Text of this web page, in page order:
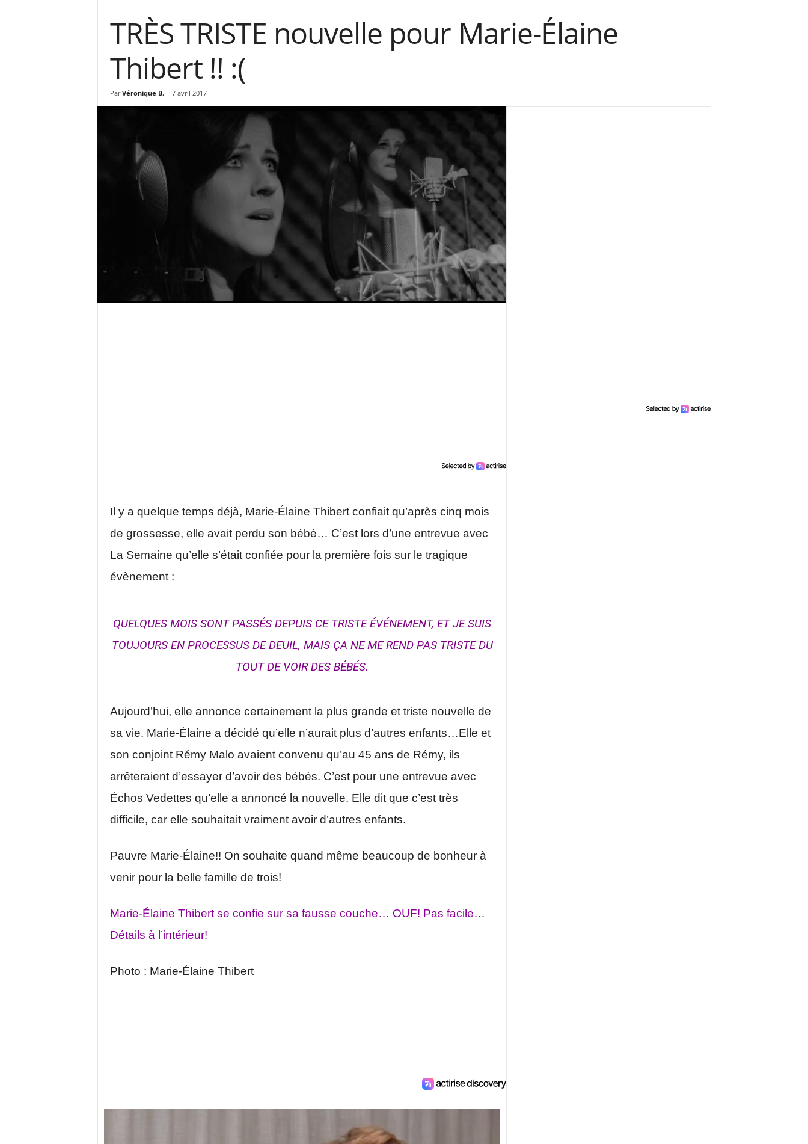
TRÈS TRISTE nouvelle pour Marie-Élaine
Thibert !! :(
Par Véronique B. - 7 avril 2017
Il y a quelque temps déjà, Marie-Élaine Thibert confiait qu’après cinq mois
de grossesse, elle avait perdu son bébé… C’est lors d’une entrevue avec
La Semaine qu’elle s’était confiée pour la première fois sur le tragique
évènement :
QUELQUES MOIS SONT PASSÉS DEPUIS CE TRISTE ÉVÉNEMENT, ET JE SUIS
TOUJOURS EN PROCESSUS DE DEUIL, MAIS ÇA NE ME REND PAS TRISTE DU
TOUT DE VOIR DES BÉBÉS.
Aujourd’hui, elle annonce certainement la plus grande et triste nouvelle de
sa vie. Marie-Élaine a décidé qu’elle n’aurait plus d’autres enfants…Elle et
son conjoint Rémy Malo avaient convenu qu’au 45 ans de Rémy, ils
arrêteraient d’essayer d’avoir des bébés. C’est pour une entrevue avec
Échos Vedettes qu’elle a annoncé la nouvelle. Elle dit que c’est très
difficile, car elle souhaitait vraiment avoir d’autres enfants.
Pauvre Marie-Élaine!! On souhaite quand même beaucoup de bonheur à
venir pour la belle famille de trois!
Marie-Élaine Thibert se confie sur sa fausse couche… OUF! Pas facile…
Détails à l’intérieur!
Photo : Marie-Élaine Thibert